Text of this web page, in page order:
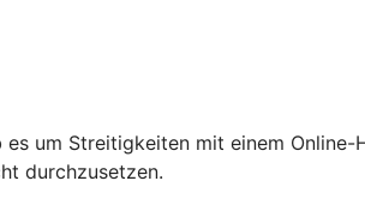
um Streitigkeiten mit einem Online-
durchzusetzen.